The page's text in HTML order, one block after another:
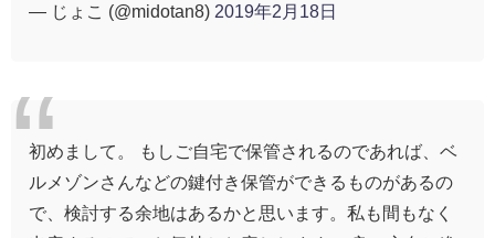
— じょこ (@midotan8) 2019年2月18日
初めまして。 もしご自宅で保管されるのであれば、ベ
ルメゾンさんなどの鍵付き保管ができるものがあるの
で、検討する余地はあるかと思います。私も間もなく